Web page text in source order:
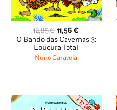
12,85€ O
preço
original
era:
11,56€O
preço
O Bando das Cavernas 3:
Loucura Total
Nuno Caravela